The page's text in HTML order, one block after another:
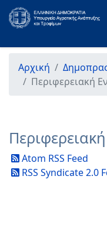
Αρχική
Περιφερειακή
Atom RSS Feed
RSS Syndicate 2.0